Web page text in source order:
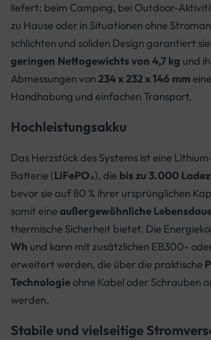
liefert: beim Camping, bei Outdoor-
zu Hause oder in Situationen ohne
schlichten und soliden Design garantiert
geringen Nettogewichts von 4,7 kg und
Abmessungen von 234 x 232 x 146 mm
Handhabung und einfachen Transport.
Hochleistungsakku
Das Herzstück des Systems ist eine
Batterie (LiFePO₄), die bis zu 3.000
bevor sie auf 80 % ihrer ursprünglichen
somit eineaußergewöhnliche
thermische Sicherheit bietet. Die
Wh und kann mit zusätzlichen EB300-
erweitert werden, die über die praktische
Technologieohne Kabel oder Schrauben
werden.
Stabile und vielseitige